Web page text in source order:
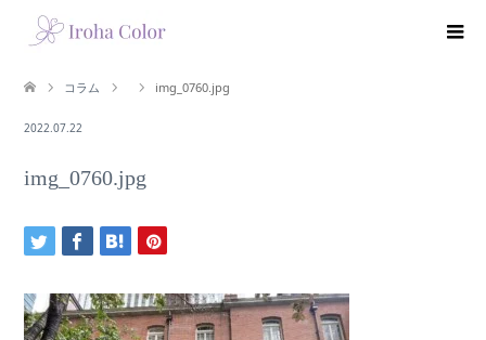
コラム img_0760.jpg
2022.07.22
img_0760.jpg